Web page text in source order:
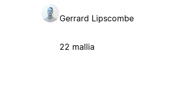
Gerrard Lipscombe
22 mallia